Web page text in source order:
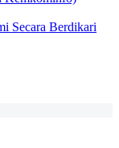
Secara Berdikari